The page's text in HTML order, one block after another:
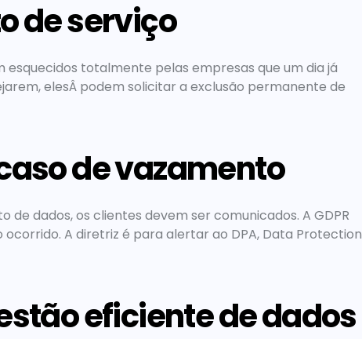
de serviço
esquecidos totalmente pelas empresas que um dia já
elesÂ podem solicitar a exclusão permanente de
de vazamento
de dados, os clientes devem ser comunicados. A GDPR
A diretriz é para alertar ao DPA, Data Protection
eficiente de dados